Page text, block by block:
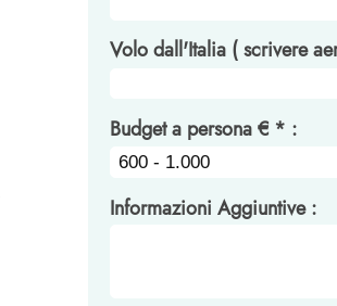
Volo dall'Italia ( scrivere
Budget a persona € * :
Informazioni Aggiuntive :